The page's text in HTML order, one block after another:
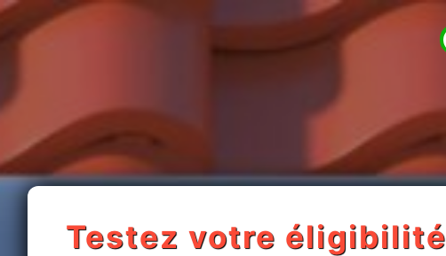
Testez votre éligibilité